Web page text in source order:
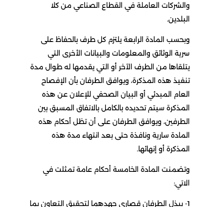
والشركات العاملة في القطاع الصناعي من كلا
البلدين.
وبحسب المادة الرابعة يلتزم كل طرف بالحفاظ على
سرية الوثائق والمعلومات والبيانات الأخرى التي
يتلقاها من الطرف الآخر أو التي يقدمها له طوال مدة
تنفيذ هذه المذكرة، ويوافق الطرفان بأن الإفصاح
العام المبدئي أو البيان الصحفي للإعلان عن هذه
المذكرة سيتم تحديده بالكامل بالاتفاق المسبق بين
الطرفين، ويوافق الطرفان على أن تظل أحكام هذه
المادة سارية ونافذة حتى بعد انتهاء مدة هذه
المذكرة أو إنهائها.
وتضمنت المادة الخامسة أحكام عامة تمثلت في
الاتي:
1- يبذل الطرفان قصارى جهدهما لتحقيق التعاون بما